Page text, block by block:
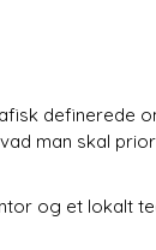
definerede
man skal
og et lokalt